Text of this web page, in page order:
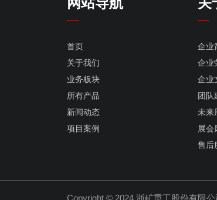
首页
关于我们
业务板块
所有产品
新闻动态
项目案例
企业
企业
企业
团队
未来
展会
售后
Copyright © 2024 浙矿重工股份有限公